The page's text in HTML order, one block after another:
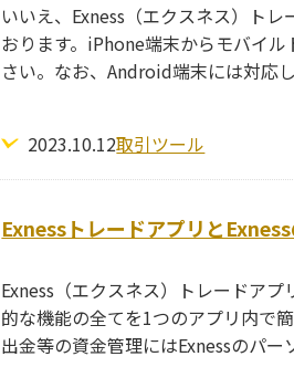
いいえ、Exness（エクスネス）ト
おります。iPhone端末からモバイ
さい。なお、Android端末には対応
2023.10.12取引ツール
Exnessトレードアプリと
Exness（エクスネス）トレードア
的な機能の全てを1つのアプリ内で
出金等の資金管理にはExnessのパー